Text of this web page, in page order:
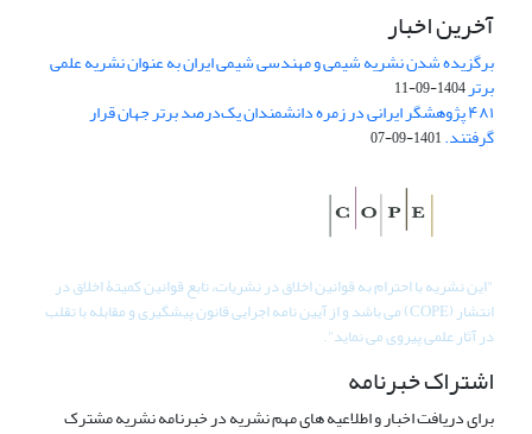
آخرین اخبار
برگزیده شدن نشریه شیمی و مهندسی شیمی ایران به عنوان نشریه علمی
برتر1404-09-11
۴۸۱ پژوهشگر ایرانی در زمره دانشمندان یک‌درصد برتر جهان قرار
گرفتند.1401-09-07
"این نشریه با احترام به قوانین اخلاق در نشریات، تابع قوانین کمیتۀ اخلاق در
انتشار (COPE) می باشد و از آیین نامه اجرایی قانون پیشگیری و مقابله با تقلب
در آثار علمی پیروی می نماید".
اشتراک خبرنامه
برای دریافت اخبار و اطلاعیه های مهم نشریه در خبرنامه نشریه مشترک